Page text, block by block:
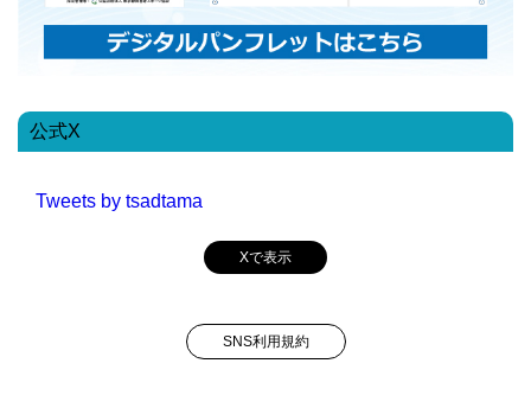
公式X
Tweets by tsadtama
Xで表示
SNS利用規約